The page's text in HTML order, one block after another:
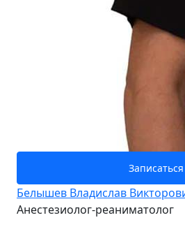
Записаться
Белышев Владислав
Анестезиолог-реаниматолог